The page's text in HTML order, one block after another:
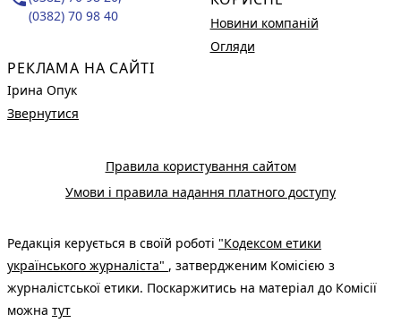
(0382) 70 98 40
РЕКЛАМА НА САЙТІ
Ірина Опук
Звернутися
Новини компаній
Огляди
Правила користування сайтом
Умови і правила надання платного доступу
Редакція керується в своїй роботі "Кодексом етики
українського журналіста" , затвердженим Комісією з
журналістської етики. Поскаржитись на матеріал до Комісії
можна тут